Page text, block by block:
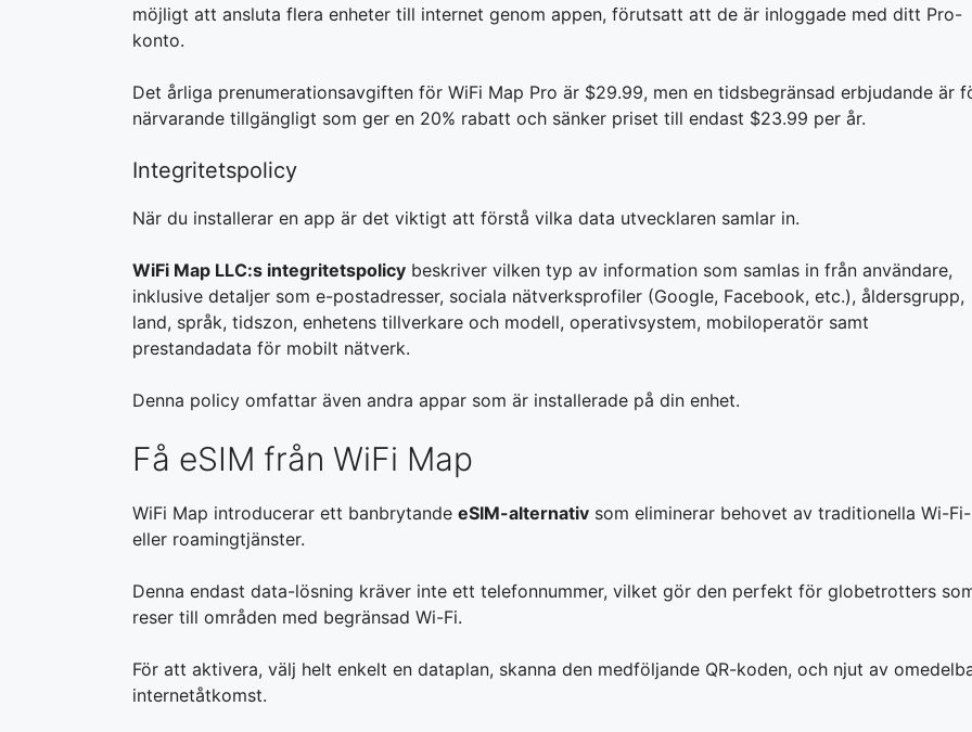
möjligt att ansluta flera enheter till internet genom appen, förutsatt att de är inloggade med ditt Pro-
konto.
Det årliga prenumerationsavgiften för WiFi Map Pro är $29.99, men en tidsbegränsad erbjudande är
närvarande tillgängligt som ger en 20% rabatt och sänker priset till endast $23.99 per år.
Integritetspolicy
När du installerar en app är det viktigt att förstå vilka data utvecklaren samlar in.
WiFi Map LLC:s integritetspolicy beskriver vilken typ av information som samlas in från användare,
inklusive detaljer som e-postadresser, sociala nätverksprofiler (Google, Facebook, etc.), åldersgrupp,
land, språk, tidszon, enhetens tillverkare och modell, operativsystem, mobiloperatör samt
prestandadata för mobilt nätverk.
Denna policy omfattar även andra appar som är installerade på din enhet.
Få eSIM från WiFi Map
WiFi Map introducerar ett banbrytande eSIM-alternativ som eliminerar behovet av traditionella Wi-Fi-
eller roamingtjänster.
Denna endast data-lösning kräver inte ett telefonnummer, vilket gör den perfekt för globetrotters
reser till områden med begränsad Wi-Fi.
För att aktivera, välj helt enkelt en dataplan, skanna den medföljande QR-koden, och njut av
internetåtkomst.